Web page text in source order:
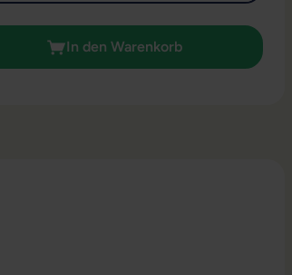
den gewünschten Wert ein
In den Warenkorb